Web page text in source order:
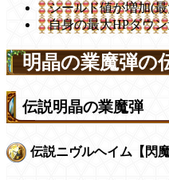
シールド値が増加(最
自身の最大HPダウ
明晶の業魔弾の
伝説明晶の業魔弾
伝説ニヴルヘイム【閃魔